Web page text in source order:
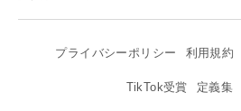
プライバシーポリシー 利用規約
TikTok受賞 定義集